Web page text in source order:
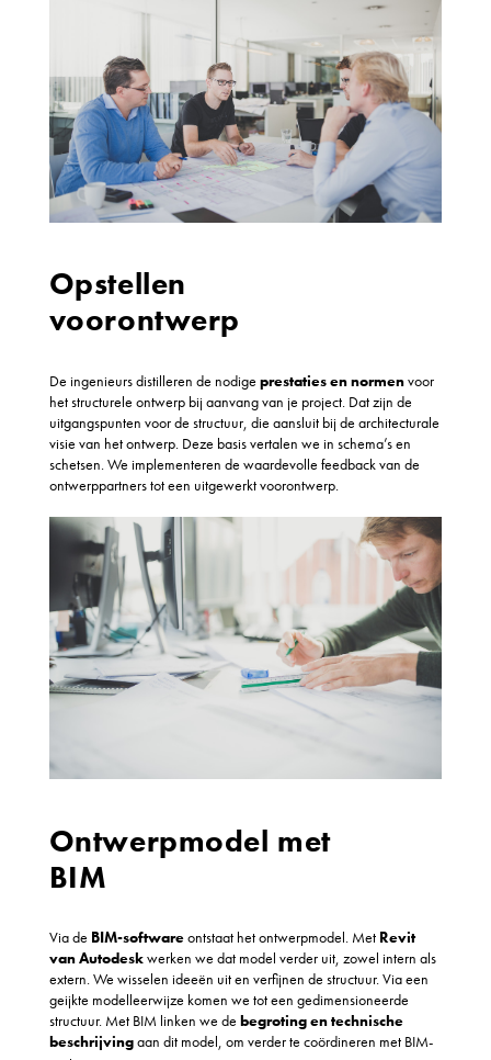
Opstellen
voorontwerp
De ingenieurs distilleren de nodige prestaties en normenvoor
het structurele ontwerp bij aanvang van je project. Dat zijn de
uitgangspunten voor de structuur, die aansluit bij de architecturale
visie van het ontwerp. Deze basis vertalen we in schema’s en
schetsen. We implementeren de waardevolle feedback van de
ontwerppartners tot een uitgewerkt voorontwerp.
Ontwerpmodel met
BIM
Via de BIM-softwareontstaat het ontwerpmodel. Met Revit
van Autodeskwerken we dat model verder uit, zowel intern als
extern. We wisselen ideeën uit en verfijnen de structuur. Via een
geijkte modelleerwijze komen we tot een gedimensioneerde
structuur. Met BIM linken we de begroting en technische
beschrijvingaan dit model, om verder te coördineren met BIM-